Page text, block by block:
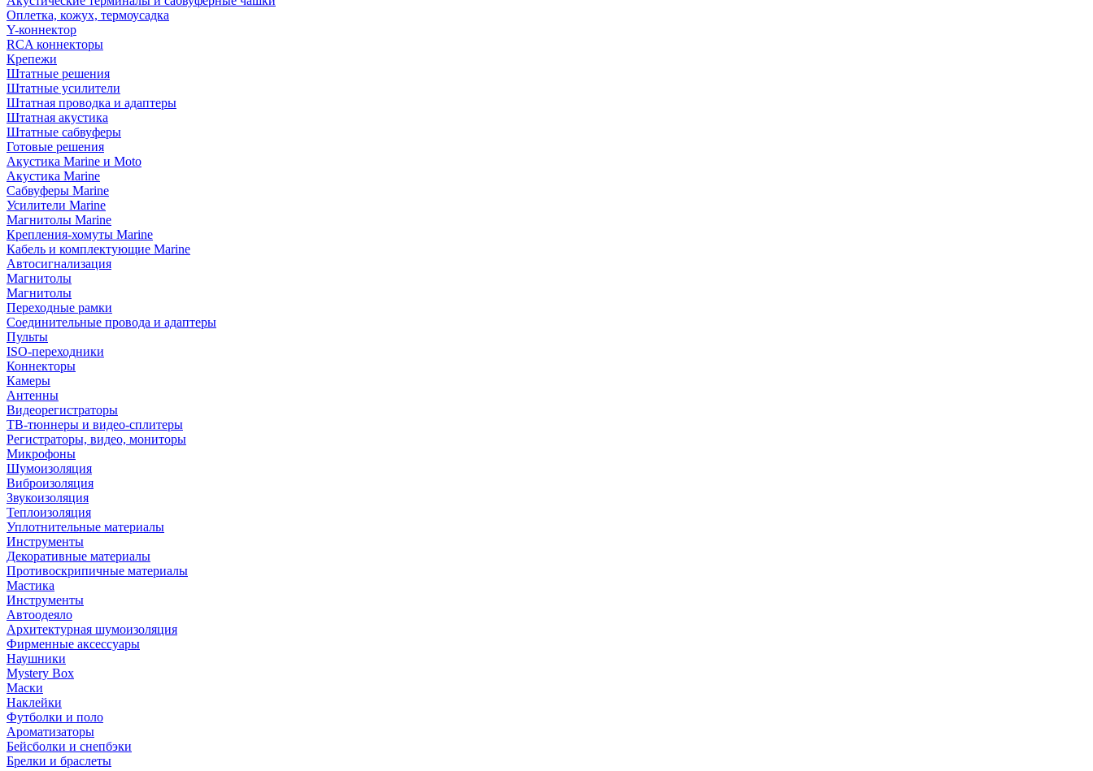
Оплетка, кожух, термоусадка
Y-коннектор
RCA коннекторы
Крепежи
Штатные решения
Штатные усилители
Штатная проводка и адаптеры
Штатная акустика
Штатные сабвуферы
Готовые решения
Акустика Marine и Moto
Акустика Marine
Сабвуферы Marine
Усилители Marine
Магнитолы Marine
Крепления-хомуты Marine
Кабель и комплектующие Marine
Автосигнализация
Магнитолы
Магнитолы
Переходные рамки
Соединительные провода и адаптеры
Пульты
ISO-переходники
Коннекторы
Камеры
Антенны
Видеорегистраторы
ТВ-тюннеры и видео-сплитеры
Регистраторы, видео, мониторы
Микрофоны
Шумоизоляция
Виброизоляция
Звукоизоляция
Теплоизоляция
Уплотнительные материалы
Инструменты
Декоративные материалы
Противоскрипичные материалы
Мастика
Инструменты
Автоодеяло
Архитектурная шумоизоляция
Фирменные аксессуары
Наушники
Mystery Box
Маски
Наклейки
Футболки и поло
Ароматизаторы
Бейсболки и снепбэки
Брелки и браслеты